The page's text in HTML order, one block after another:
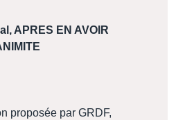
APRES EN AVOIR
proposée par GRDF,